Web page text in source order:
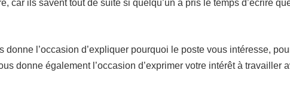
ils savent tout de suite si quelqu’un a pris le temps d’écrire
l’occasion d’expliquer pourquoi le poste vous intéresse,
donne également l’occasion d’exprimer votre intérêt à travailler